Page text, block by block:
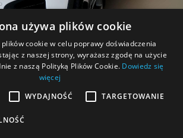
promocjami.
używa plików cookie
cookie w celu poprawy doświadczenia
z naszej strony, wyrażasz zgodę na użycie
z naszą Polityką Plików Cookie. Dowiedz się
więcej
WYDAJNOŚĆ TARGETOWANIE